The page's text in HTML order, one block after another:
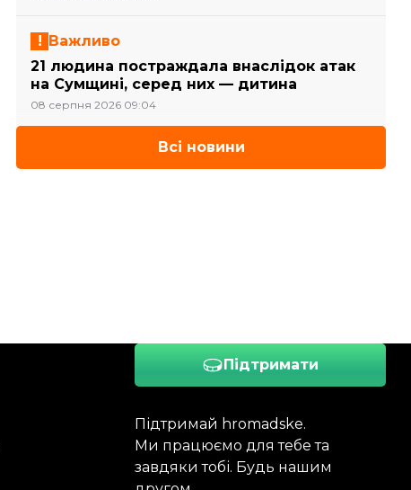
Важливо
21 людина постраждала внаслідок атак
на Сумщині, серед них — дитина
08 серпня 2026 09:04
Всі новини
Підтримати
Підтримай hromadske.
Ми працюємо для тебе та
завдяки тобі. Будь нашим